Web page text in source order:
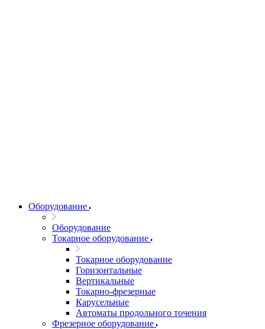
Оборудование
Оборудование
Токарное оборудование
Токарное оборудование
Горизонтальные
Вертикальные
Токарно-фрезерные
Карусельные
Автоматы продольного точения
Фрезерное оборудование